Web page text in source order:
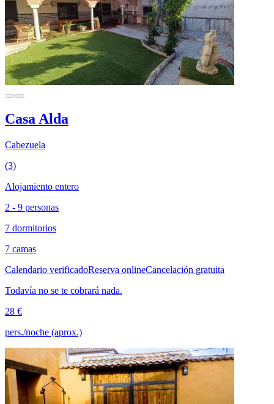
Casa Alda
Cabezuela
(3)
Alojamiento entero
2 - 9 personas
7 dormitorios
7 camas
Calendario verificadoReserva onlineCancelación gratuita
Todavía no se te cobrará nada.
28 €
pers./noche (aprox.)